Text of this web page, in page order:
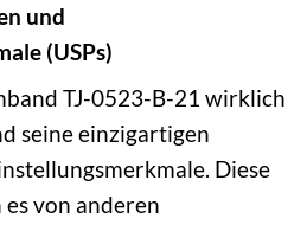
und
(USPs)
TJ-0523-B-21 wirklich
seine einzigartigen
Diese
von anderen